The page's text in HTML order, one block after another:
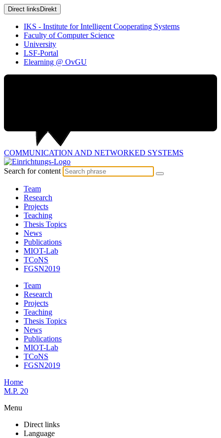
Direct links Direkt
IKS - Institute for Intelligent Cooperating Systems
Faculty of Computer Science
University
LSF-Portal
Elearning @ OvGU
COMMUNICATION AND NETWORKED SYSTEMS
Search for content
Team
Research
Projects
Teaching
Thesis Topics
News
Publications
MIOT-Lab
TCoNS
FGSN2019
Team
Research
Projects
Teaching
Thesis Topics
News
Publications
MIOT-Lab
TCoNS
FGSN2019
Home
M.P. 20
Menu
Direct links
Language